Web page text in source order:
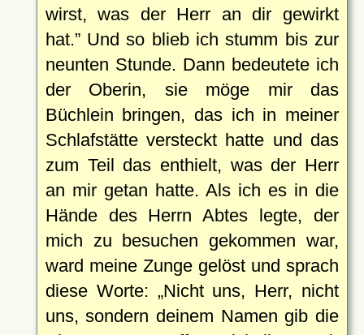
wirst, was der Herr an dir gewirkt
hat. Und so blieb ich stumm bis zur
neunten Stunde. Dann bedeutete ich
der Oberin, sie möge mir das
Büchlein bringen, das ich in meiner
Schlafstätte versteckt hatte und das
zum Teil das enthielt, was der Herr
an mir getan hatte. Als ich es in die
Hände des Herrn Abtes legte, der
mich zu besuchen gekommen war,
ward meine Zunge gelöst und sprach
diese Worte:
Nicht uns, Herr, nicht
uns, sondern deinem Namen gib die